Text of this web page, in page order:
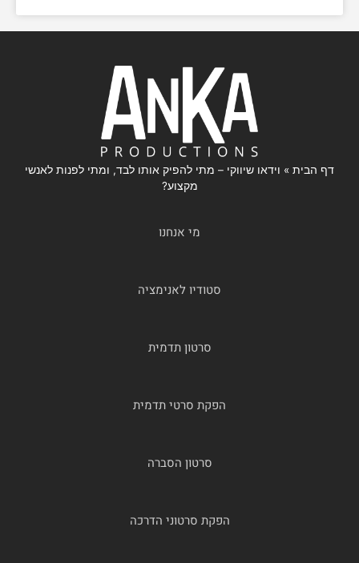
דף הבית » וידאו שיווקי – מתי להפיק אותו לבד, ומתי לפנות לאנשי
מקצוע?
מי אנחנו
סטודיו לאנימציה
סרטון תדמית
הפקת סרטי תדמית
סרטון הסברה
הפקת סרטוני הדרכה